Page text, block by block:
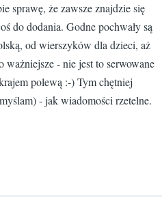
sprawę, że zawsze znajdzie się
do dodania. Godne pochwały są
od wierszyków dla dzieci, aż
- nie jest to serwowane
polewą :-) Tym chętniej
- jak wiadomości rzetelne.